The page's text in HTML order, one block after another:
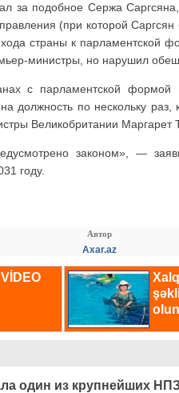
за подобное Сержа
(при которой
страны к парламентской
министры, но нарушил
с парламентской формой
должность по нескольку
Великобритании Маргарет
законом», —
году.
Автор
Axar.az
один из крупнейших